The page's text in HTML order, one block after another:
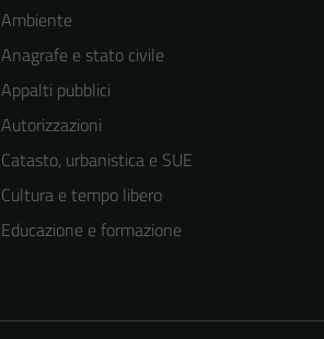
Ambiente
Anagrafe e stato civile
Appalti pubblici
Autorizzazioni
Catasto, urbanistica e SUE
Cultura e tempo libero
Educazione e formazione